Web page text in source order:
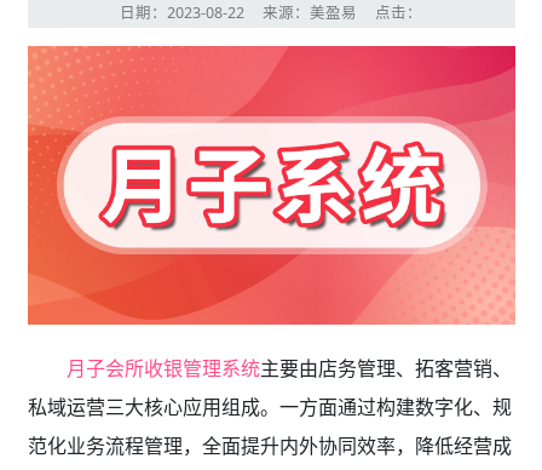
日期：2023-08-22 来源：美盈易 点击：
月子会所收银管理系统主要由店务管理、拓客营销、
私域运营三大核心应用组成。一方面通过构建数字化、规
范化业务流程管理，全面提升内外协同效率，降低经营成